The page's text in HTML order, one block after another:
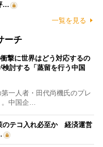
…
一覧を見る
ーチ
撃に世界はどう対応するの
討する「蒸留を行う中国
一人者・田代尚機氏のプレ
。中国企…
のテコ入れ必至か 経済運営